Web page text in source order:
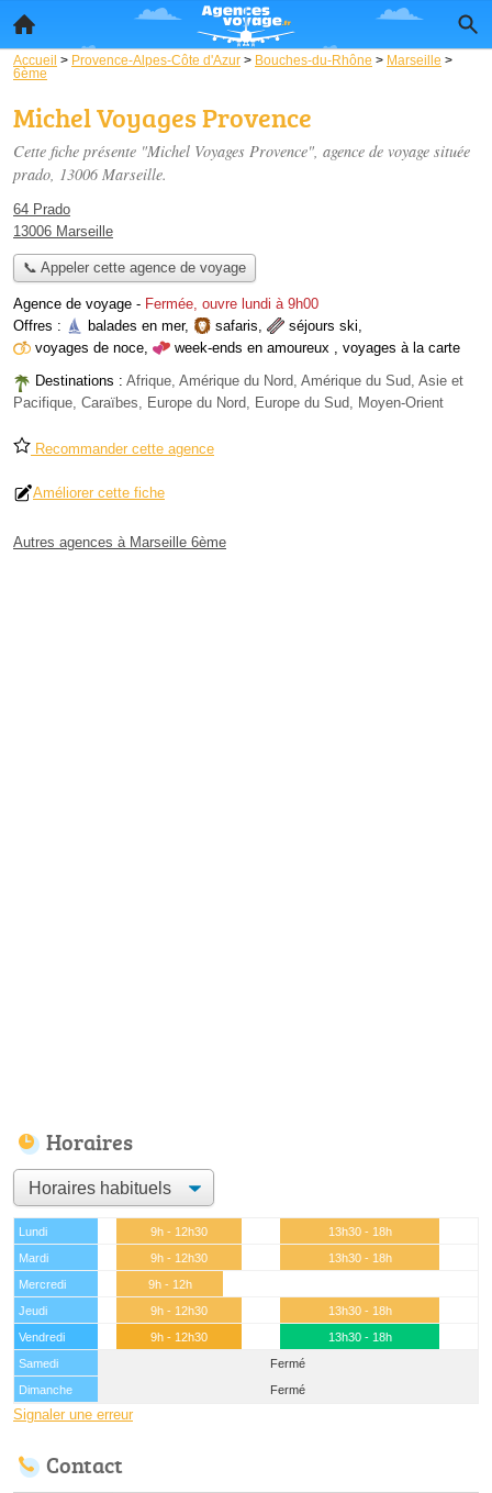
Accueil > Provence-Alpes-Côte d'Azur > Bouches-du-Rhône > Marseille >
6ème
Michel Voyages Provence
Cette fiche présente "Michel Voyages Provence", agence de voyage située
prado, 13006 Marseille.
64 Prado
13006 Marseille
📞 Appeler cette agence de voyage
Agence de voyage - Fermée, ouvre lundi à 9h00
Offres :
balades en mer, safaris, séjours ski,
voyages de noce, week-ends en amoureux , voyages à la carte
Destinations : Afrique, Amérique du Nord, Amérique du Sud, Asie et
Pacifique, Caraïbes, Europe du Nord, Europe du Sud, Moyen-Orient
Recommander cette agence
Améliorer cette fiche
Autres agences à Marseille 6ème
Horaires
Lundi 9h - 12h30
13h30 - 18h
Mardi
9h - 12h30
13h30 - 18h
Mercredi
9h - 12h
Jeudi
9h - 12h30
13h30 - 18h
Vendredi
9h - 12h30
13h30 - 18h
Samedi
Fermé
Dimanche
Fermé
Signaler une erreur
Contact